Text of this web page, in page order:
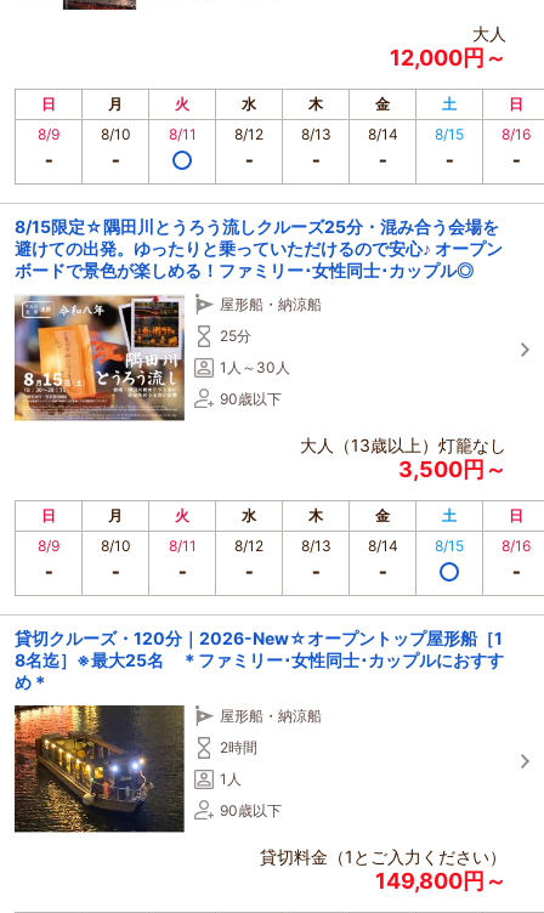
大人
12,000円～
日 月 火 水 木 金 土
日
8/9
8/10 8/11 8/12 8/13 8/14 8/15 8/16
8/15限定☆隅田川とうろう流しクルーズ25分・混み合う会場を
避けての出発。ゆったりと乗っていただけるので安心♪ オープン
ボードで景色が楽しめる！ファミリー･女性同士･カップル◎
屋形船・納涼船
25分
1人～30人
90歳以下
大人（13歳以上）灯籠なし
3,500円～
日 月 火 水 木 金 土
日
8/9
8/10 8/11 8/12 8/13 8/14 8/15 8/16
貸切クルーズ・120分｜2026-New☆オープントップ屋形船［1
8名迄］※最大25名 ＊ファミリー･女性同士･カップルにおすす
め＊
屋形船・納涼船
2時間
1人
90歳以下
貸切料金（1とご入力ください）
149,800円～